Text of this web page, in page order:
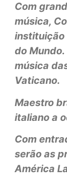
Com
música,
instituição
do
música
Vaticano.
Maestro
italiano a
Com
serão as
América